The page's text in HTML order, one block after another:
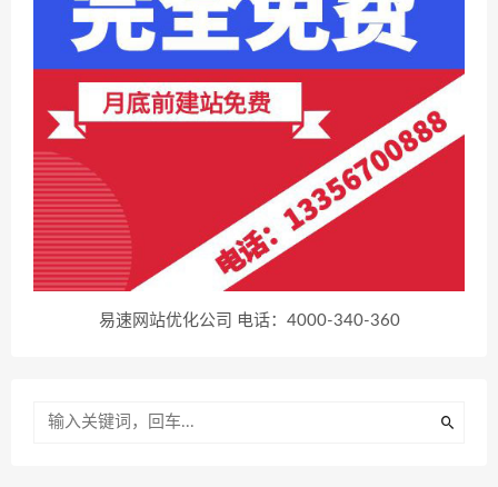
易速网站优化公司 电话：4000-340-360